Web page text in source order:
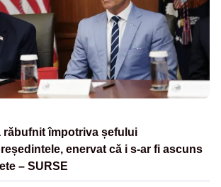
răbufnit împotriva șefului
enervat că i s-ar fi ascuns
– SURSE